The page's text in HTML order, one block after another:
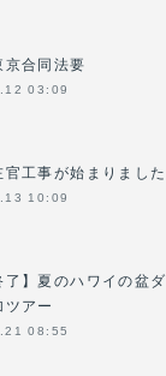
京合同法要
03:09
官工事が始まりました
10:09
了】夏のハワイの盆ダ
ツアー
08:55